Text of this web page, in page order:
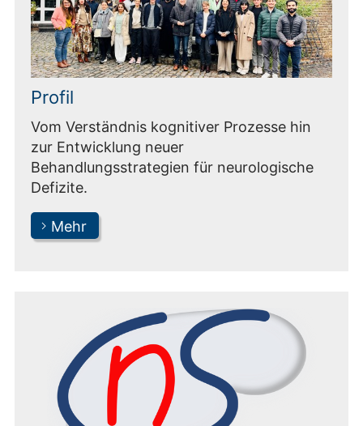
Profil
Vom Verständnis kognitiver Prozesse hin
zur Entwicklung neuer
Behandlungsstrategien für neurologische
Defizite.
Mehr